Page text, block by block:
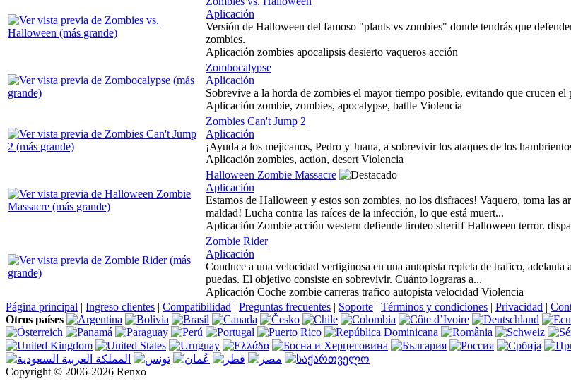
Aplicación
Versión de Halloween del famoso "plants vs zombies" donde tendrás que
zombies.
Aplicación zombies apocalipsis desierto vaqueros acción
Zombocalypse
Aplicación
Sobrevive a la horda de zombies el mayor tiempo posible, evitando que crucen el
Aplicación zombie, zombies, apocalypse, batlle Violencia
Zombies Can't Jump 2
Aplicación
¡Ayuda a los mejicanos, Pedro y Juana, a sobrevivir los ataques de los
Aplicación zombies, action, desert Violencia
Halloween Zombie Massacre
Aplicación
Estamos de Halloween y estos son zombies, no los disfraces! Vaquero, toma las
maldad! Lucha contra las raíces de la infección, lo que está muert...
Aplicación Zombie acción western defiende tiroteo sheriff Halloween terror.
Zombie Rider
Aplicación
Conduce a una velocidad vertiginosa en una autopista repleta de trafico,
puedas. El objetivo consiste en sobrevivir. Cuánto lograras a...
Aplicación Coche zombie carreras trafico autopista velocidad Violencia
Página principal | Ingreso clientes | Compatibilidad | Preguntas frecuentes | Soporte | Términos y condiciones | Privacidad |
Otros países
Copyright © 2006-2026 Renxo